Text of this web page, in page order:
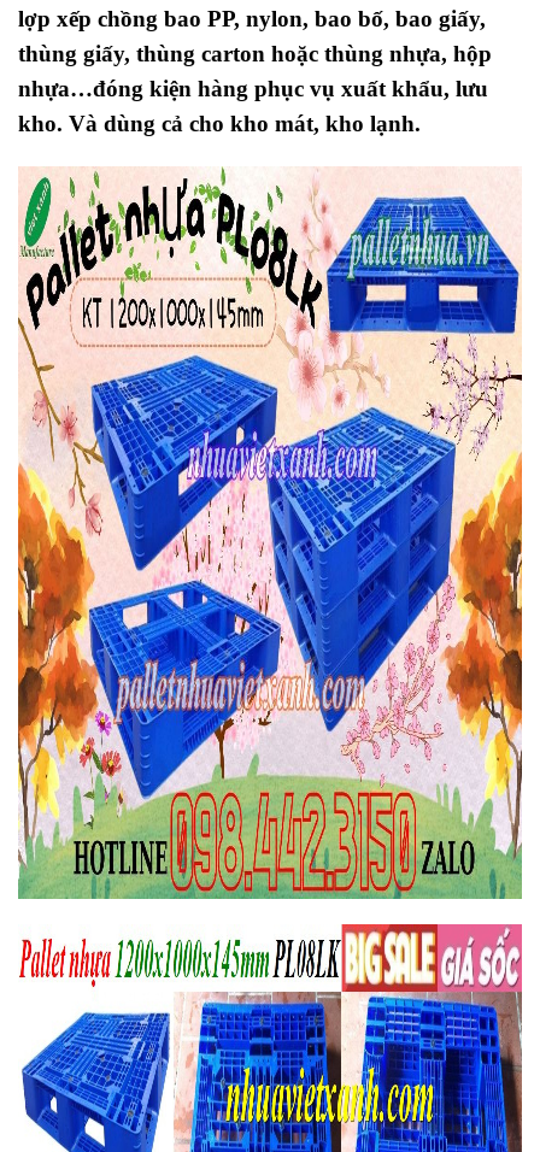
lợp xếp chồng bao PP, nylon, bao bố, bao giấy,
thùng giấy, thùng carton hoặc thùng nhựa, hộp
nhựa…đóng kiện hàng phục vụ xuất khẩu, lưu
kho. Và dùng cả cho kho mát, kho lạnh.